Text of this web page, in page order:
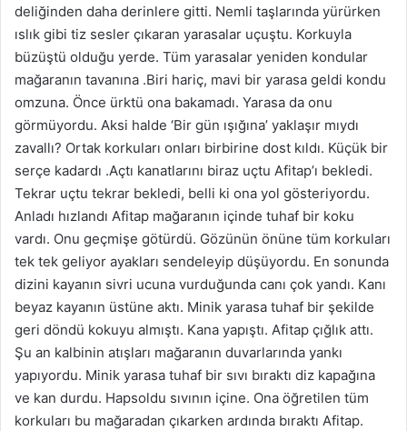
deliğinden daha derinlere gitti. Nemli taşlarında yürürken
ıslık gibi tiz sesler çıkaran yarasalar uçuştu. Korkuyla
büzüştü olduğu yerde. Tüm yarasalar yeniden kondular
mağaranın tavanına .Biri hariç, mavi bir yarasa geldi kondu
omzuna. Önce ürktü ona bakamadı. Yarasa da onu
görmüyordu. Aksi halde ‘Bir gün ışığına’ yaklaşır mıydı
zavallı? Ortak korkuları onları birbirine dost kıldı. Küçük bir
serçe kadardı .Açtı kanatlarını biraz uçtu Afitap’ı bekledi.
Tekrar uçtu tekrar bekledi, belli ki ona yol gösteriyordu.
Anladı hızlandı Afitap mağaranın içinde tuhaf bir koku
vardı. Onu geçmişe götürdü. Gözünün önüne tüm korkuları
tek tek geliyor ayakları sendeleyip düşüyordu. En sonunda
dizini kayanın sivri ucuna vurduğunda canı çok yandı. Kanı
beyaz kayanın üstüne aktı. Minik yarasa tuhaf bir şekilde
geri döndü kokuyu almıştı. Kana yapıştı. Afitap çığlık attı.
Şu an kalbinin atışları mağaranın duvarlarında yankı
yapıyordu. Minik yarasa tuhaf bir sıvı bıraktı diz kapağına
ve kan durdu. Hapsoldu sıvının içine. Ona öğretilen tüm
korkuları bu mağaradan çıkarken ardında bıraktı Afitap.